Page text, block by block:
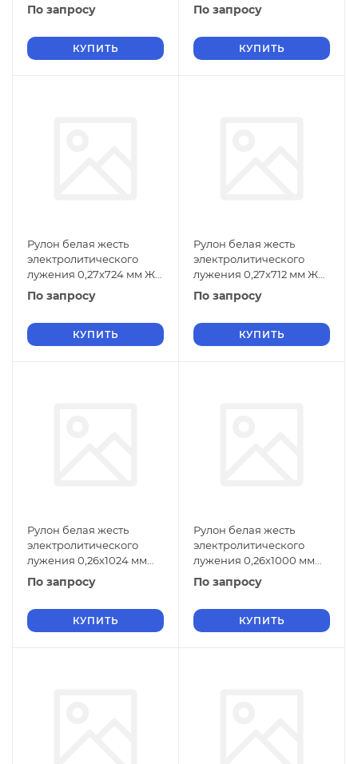
ГОСТ Р 52204-2004
По запросу
КУПИТЬ
ГОСТ Р 52204-2004
По запросу
КУПИТЬ
Рулон белая жесть
электролитического
лужения 0,27х724 мм ЖК
ГОСТ Р 52204-2004
По запросу
КУПИТЬ
Рулон белая жесть
электролитического
лужения 0,27х712 мм ЖК
ГОСТ Р 52204-2004
По запросу
КУПИТЬ
Рулон белая жесть
электролитического
лужения 0,26х1024 мм
ЖК ГОСТ Р 52204-2004
По запросу
КУПИТЬ
Рулон белая жесть
электролитического
лужения 0,26х1000 мм
ЖК ГОСТ Р 52204-2004
По запросу
КУПИТЬ